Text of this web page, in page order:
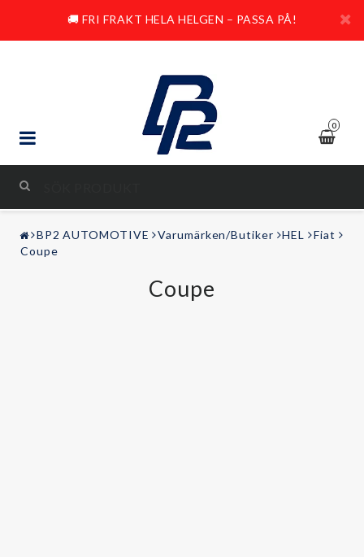
🚚 FRI FRAKT HELA HELGEN – PASSA PÅ!
0
STYLING & TUNING
LJUD & BILD
BP2 AUTOMOTIVE Varumärken/Butiker HEL
Fiat
Coupe
Coupe